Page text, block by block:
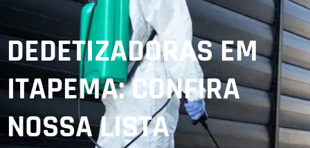
DEDETIZADORAS EM
ITAPEMA: CONFIRA
NOSSA LISTA